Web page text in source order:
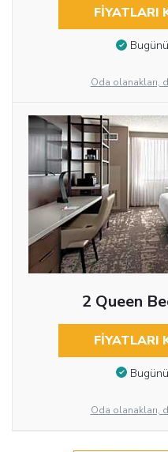
FIYATLARI
Oda olanakları,
2 Queen
FIYATLARI
Oda olanakları,